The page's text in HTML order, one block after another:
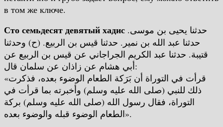
в том же ключе.
Сто семьдесят девятый хадис حدثنا يحيى بن موسى.
حدثنا عبد الله بن نمير. حدثنا قيس بن الربيع. (ح) وحدثنا
قتيبة. حدثنا عبد الكريم الجراجاني عن قيس بن الربيع عن
أبي هشام عن زاذان عن سلمان قال:
«قرأت في التوراة أن بَرَكة الطعام الوضوء بعده، فذكرت
ذلك للنبي (صلى الله عليه وسلم) وأخبرته بما قرأت في
التوراة، فقال رسول الله (صلى الله عليه وسلم) بركة
الطعام الوضوء قبله والوضوء بعده».